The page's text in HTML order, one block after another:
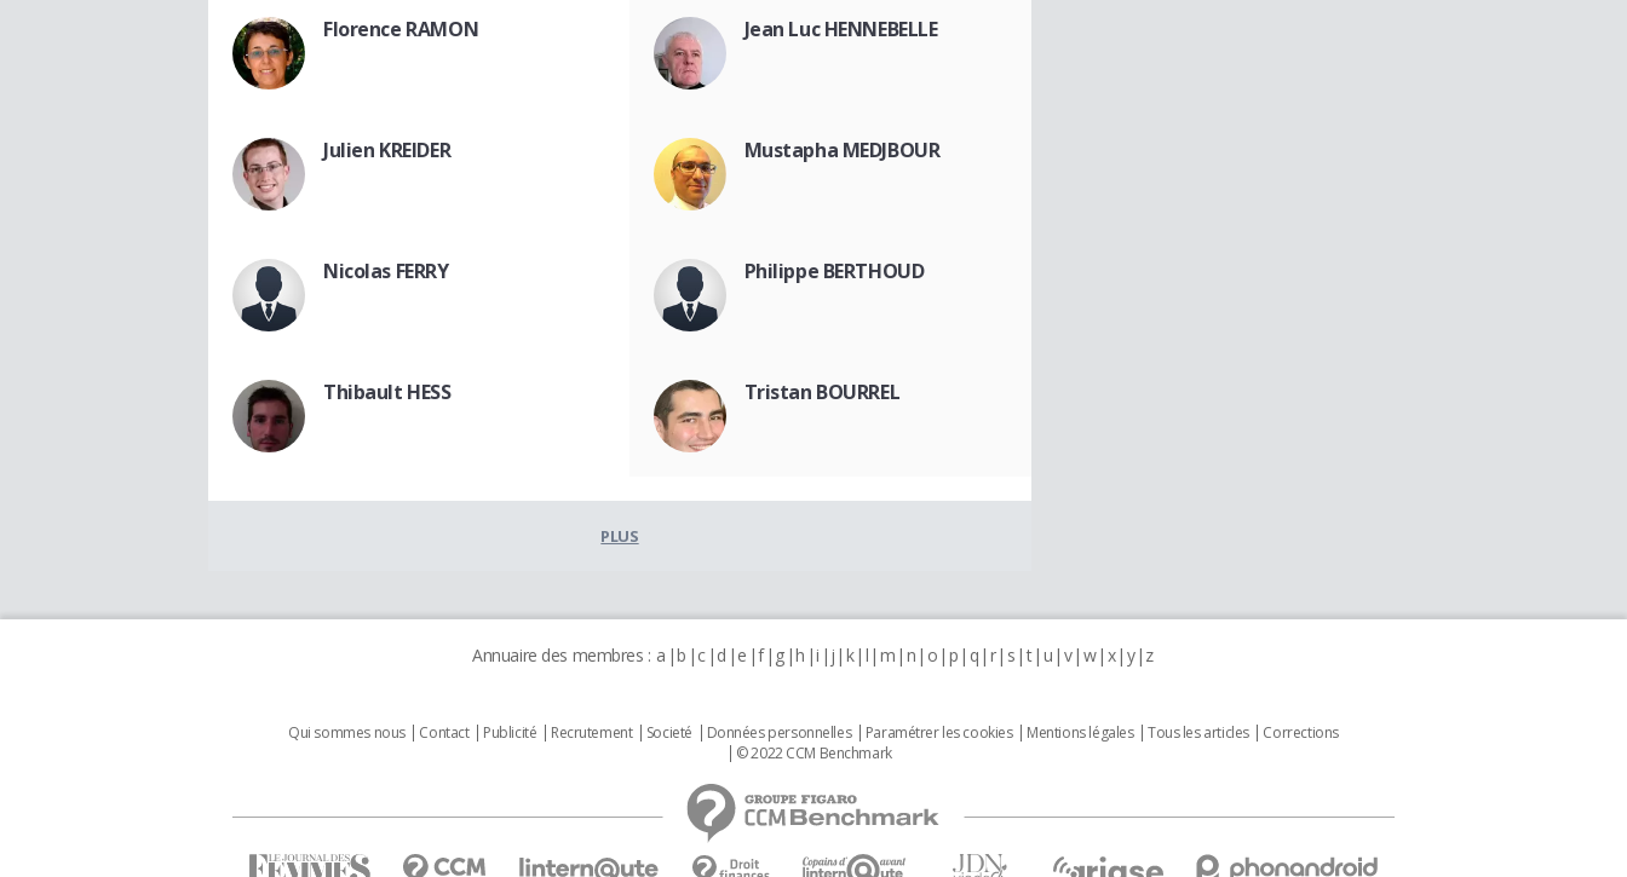
Florence RAMON Jean Luc HENNEBELLE
Julien KREIDER Mustapha MEDJBOUR
Nicolas FERRY Philippe BERTHOUD
Thibault HESS Tristan BOURREL
PLUS
Annuaire des membres : a b c d e f g h i j k l m n o p q r s t u v w x y z
Qui sommes nous Contact Publicité Recrutement Societé Données personnelles Paramétrer les cookies Mentions légales Tous les articles
Corrections
© 2022 CCM Benchmark